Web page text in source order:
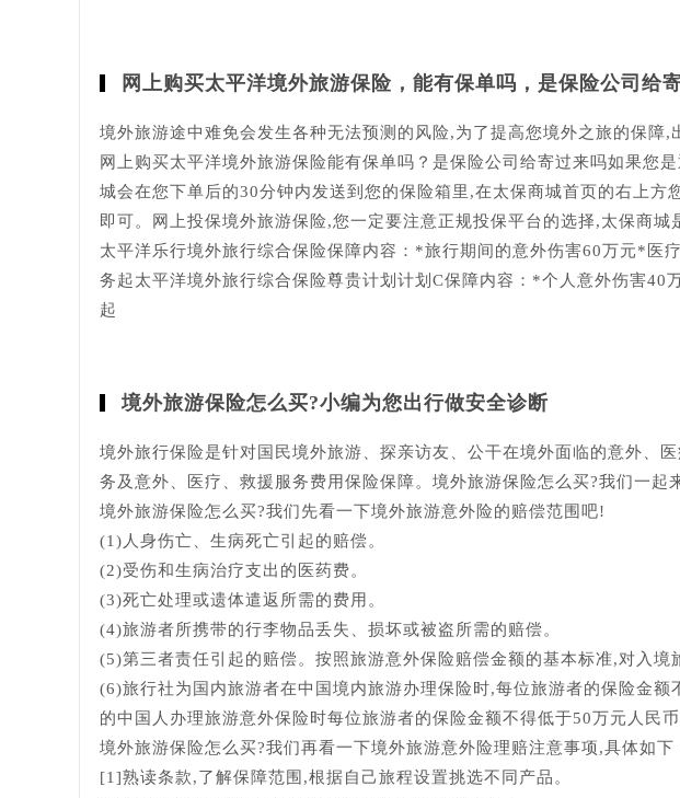
网上购买太平洋境外旅游保险，能有保单吗，是保险公司给
境外旅游途中难免会发生各种无法预测的风险,为了提高您境外之旅的保障,
网上购买太平洋境外旅游保险能有保单吗？是保险公司给寄过来吗如果您
城会在您下单后的30分钟内发送到您的保险箱里,在太保商城首页的右上
即可。网上投保境外旅游保险,您一定要注意正规投保平台的选择,太保商城
太平洋乐行境外旅行综合保险保障内容：*旅行期间的意外伤害60万元*医
务起太平洋境外旅行综合保险尊贵计划计划C保障内容：*个人意外伤害
起
境外旅游保险怎么买?小编为您出行做安全诊断
境外旅行保险是针对国民境外旅游、探亲访友、公干在境外面临的意外、
务及意外、医疗、救援服务费用保险保障。境外旅游保险怎么买?我们一起
境外旅游保险怎么买?我们先看一下境外旅游意外险的赔偿范围吧!
(1)人身伤亡、生病死亡引起的赔偿。
(2)受伤和生病治疗支出的医药费。
(3)死亡处理或遗体遣返所需的费用。
(4)旅游者所携带的行李物品丢失、损坏或被盗所需的赔偿。
(5)第三者责任引起的赔偿。按照旅游意外保险赔偿金额的基本标准,对入境
(6)旅行社为国内旅游者在中国境内旅游办理保险时,每位旅游者的保险金
的中国人办理旅游意外保险时每位旅游者的保险金额不得低于50万元人民币
境外旅游保险怎么买?我们再看一下境外旅游意外险理赔注意事项,具体如下
[1]熟读条款,了解保障范围,根据自己旅程设置挑选不同产品。